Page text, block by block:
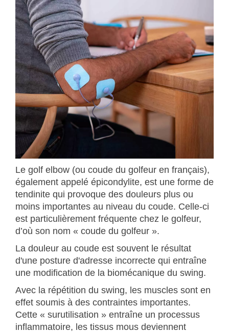
Le golf elbow (ou coude du golfeur en français),
également appelé épicondylite, est une forme de
tendinite qui provoque des douleurs plus ou
moins importantes au niveau du coude. Celle-ci
est particulièrement fréquente chez le golfeur,
d’où son nom « coude du golfeur ».
La douleur au coude est souvent le résultat
d'une posture d'adresse incorrecte qui entraîne
une modification de la biomécanique du swing.
Avec la répétition du swing, les muscles sont en
effet soumis à des contraintes importantes.
Cette « surutilisation » entraîne un processus
inflammatoire, les tissus mous deviennent